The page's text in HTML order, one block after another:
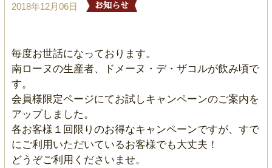
2018年12月06日 お知らせ
毎度お世話になっております。
南ローヌの生産者、ドメーヌ・デ・ザコルが飲み頃で
す。
会員様限定ページにてお試しキャンペーンのご案内を
アップしました。
各お客様１回限りのお得なキャンペーンですが、すで
にご利用いただいているお客様でも大丈夫！
どうぞご利用くださいませ。